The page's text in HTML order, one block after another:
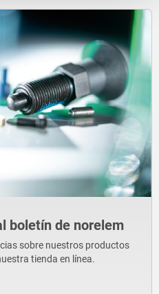
boletín de norelem
sobre nuestros productos
tienda en línea.